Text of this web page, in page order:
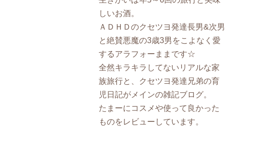
しいお酒。
ＡＤＨＤのクセツヨ発達長男&次男
と絶賛悪魔の3歳3男をこよなく愛
するアラフォーままです☆
全然キラキラしてないリアルな家
族旅行と、クセツヨ発達兄弟の育
児日記がメインの雑記ブログ。
たまーにコスメや使って良かった
ものをレビューしています。